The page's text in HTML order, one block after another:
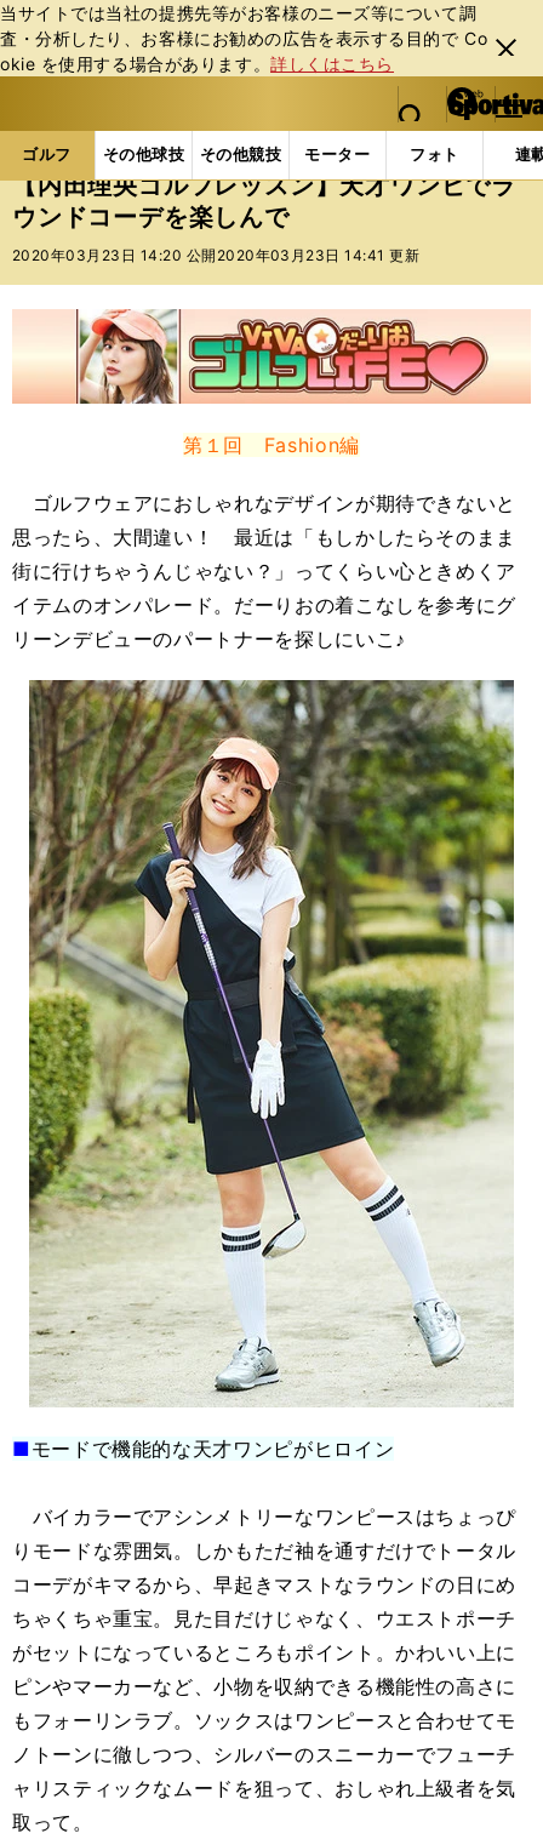
当サイトでは当社の提携先等がお客様のニーズ等について調
査・分析したり、お客様にお勧めの広告を表⽰する⽬的で Co
okie を使⽤する場合があります。詳しくはこちら
閉じ
る
web Sportiva (webスポルティーバ)
検索
マイペ
ー
ジ
メニュ
ゴルフ その他球技 その他競技 モーター フォト 連
ス
ポ
ル
ゴルフの記事一覧 ゴルフ その他 【内田理央ゴ
【内田理央ゴルフレッスン】天才ワンピでラ
ウンドコーデを楽しんで
2020年03月23日 14:20 公開 2020年03月23日 14:41 更新
第１回 Fashion編
ゴルフウェアにおしゃれなデザインが期待できないと
思ったら、大間違い！ 最近は「もしかしたらそのまま
街に行けちゃうんじゃない？」ってくらい心ときめくア
イテムのオンパレード。だーりおの着こなしを参考にグ
リーンデビューのパートナーを探しにいこ♪
■モードで機能的な天才ワンピがヒロイン
バイカラーでアシンメトリーなワンピースはちょっぴ
りモードな雰囲気。しかもただ袖を通すだけでトータル
コーデがキマるから、早起きマストなラウンドの日にめ
ちゃくちゃ重宝。見た目だけじゃなく、ウエストポーチ
がセットになっているところもポイント。かわいい上に
ピンやマーカーなど、小物を収納できる機能性の高さに
もフォーリンラブ。ソックスはワンピースと合わせてモ
ノトーンに徹しつつ、シルバーのスニーカーでフューチ
ャリスティックなムードを狙って、おしゃれ上級者を気
取って。